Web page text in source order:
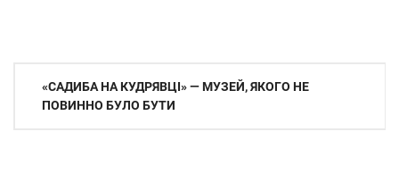
Навігація
записів
«САДИБА НА КУДРЯВЦІ» — МУЗЕЙ, ЯКОГО НЕ
ПОВИННО БУЛО БУТИ